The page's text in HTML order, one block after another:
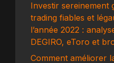
Investir sereinement
trading fiables et
l’année 2022 :
DEGIRO, eToro et
Comment améliorer